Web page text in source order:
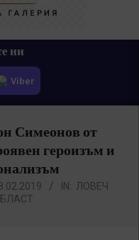
ни
Viber
Симеонов от
героизъм и
IN: ЛОВЕЧ